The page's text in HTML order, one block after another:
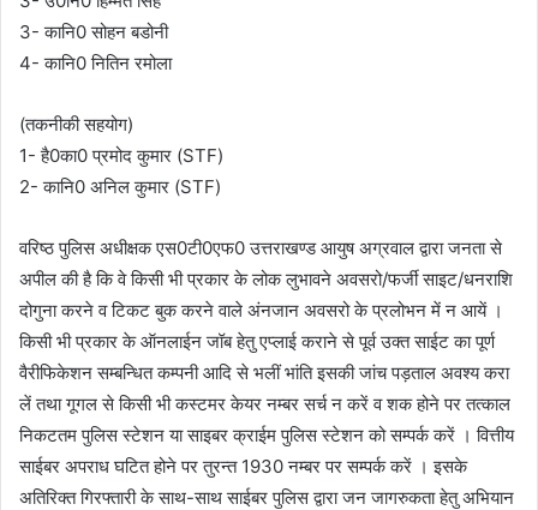
3- कानि0 सोहन बडोनी
4- कानि0 नितिन रमोला
(तकनीकी सहयोग)
1- है0का0 प्रमोद कुमार (STF)
2- कानि0 अनिल कुमार (STF)
वरिष्ठ पुलिस अधीक्षक एस0टी0एफ0 उत्तराखण्ड आयुष अग्रवाल द्वारा जनता से
अपील की है कि वे किसी भी प्रकार के लोक लुभावने अवसरो/फर्जी साइट/धनराशि
दोगुना करने व टिकट बुक करने वाले अंनजान अवसरो के प्रलोभन में न आयें ।
किसी भी प्रकार के ऑनलाईन जॉब हेतु एप्लाई कराने से पूर्व उक्त साईट का पूर्ण
वैरीफिकेशन सम्बन्धित कम्पनी आदि से भलीं भांति इसकी जांच पड़ताल अवश्य करा
लें तथा गूगल से किसी भी कस्टमर केयर नम्बर सर्च न करें व शक होने पर तत्काल
निकटतम पुलिस स्टेशन या साइबर क्राईम पुलिस स्टेशन को सम्पर्क करें । वित्तीय
साईबर अपराध घटित होने पर तुरन्त 1930 नम्बर पर सम्पर्क करें । इसके
अतिरिक्त गिरफ्तारी के साथ-साथ साईबर पुलिस द्वारा जन जागरुकता हेतु अभियान